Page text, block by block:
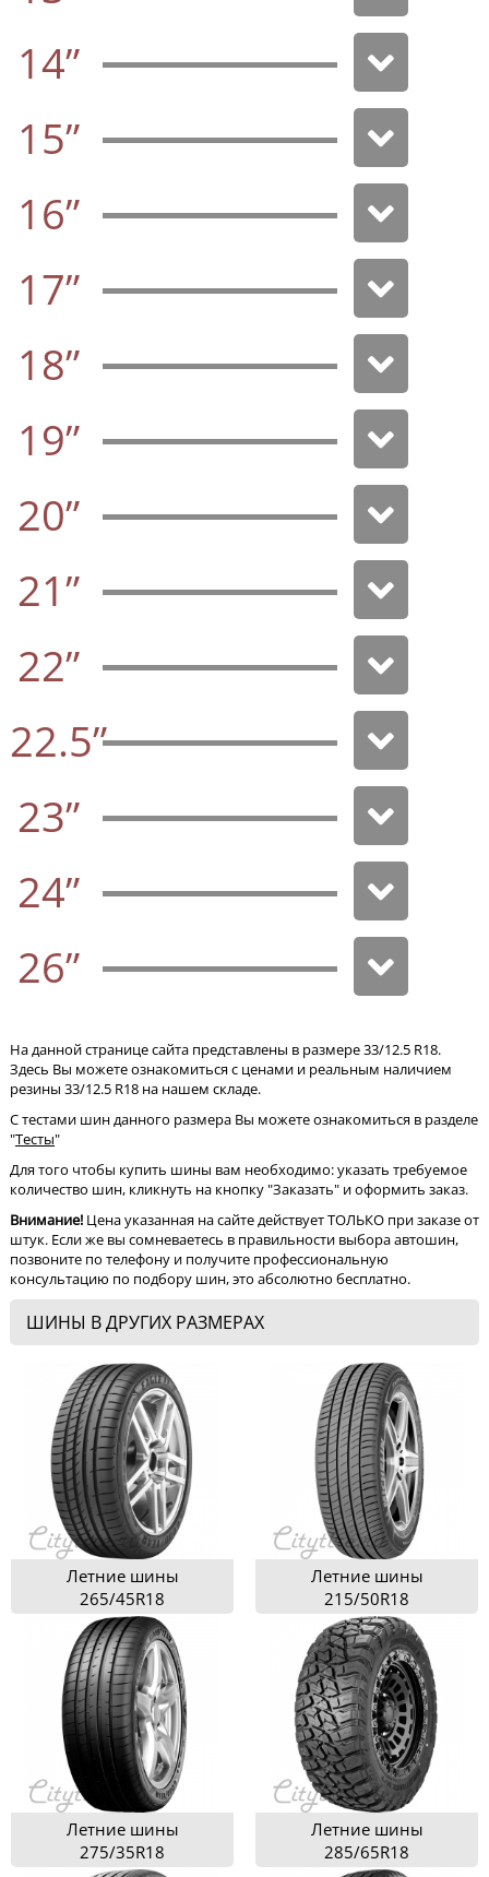
14”
15”
16”
17”
18”
19”
20”
21”
22”
22.5”
23”
24”
26”
На данной странице сайта представлены в размере 33/12.5 R18.
Здесь Вы можете ознакомиться с ценами и реальным наличием
резины 33/12.5 R18 на нашем складе.
С тестами шин данного размера Вы можете ознакомиться в разделе
"Тесты"
Для того чтобы купить шины вам необходимо: указать требуемое
количество шин, кликнуть на кнопку "Заказать" и оформить заказ.
Внимание! Цена указанная на сайте действует ТОЛЬКО при заказе от
штук. Если же вы сомневаетесь в правильности выбора автошин,
позвоните по телефону и получите профессиональную
консультацию по подбору шин, это абсолютно бесплатно.
ШИНЫ В ДРУГИХ РАЗМЕРАХ
Летние шины
265/45R18
Летние шины
215/50R18
Летние шины
275/35R18
Летние шины
285/65R18